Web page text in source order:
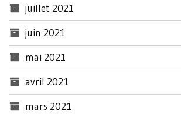
juillet 2021
juin 2021
mai 2021
avril 2021
mars 2021